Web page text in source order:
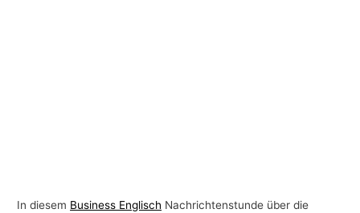
In diesem Business Englisch Nachrichtenstunde über die